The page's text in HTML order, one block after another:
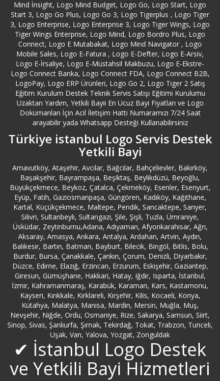
Mind İnsight, Logo Mind Budget, Logo Go, Logo Start, Logo
Start 3, Logo Go Plus, Logo Go 3, Logo Tigerplus , Logo Tiger
3, Logo Enterprise, Logo Enterprise 3, Logo Tiger Wings, Logo
Tiger Wings Enterprise, Logo Mind, Logo Bordro Plus, Logo
Connect, Logo E Mutabakat, Logo Mind Navigator , Logo
Mobile Sales, Logo E-Fatura , Logo E-Defter, Logo E-Arsiv,
Logo E-İrsaliye, Logo E-Müstahsil Makbuzu, Logo E-Ekstre-
Logo Connect Banka, Logo Connect FDA, Logo Connect B2B,
LogoPay, Logo ERP Ürünleri, Logo Go 2, Logo Tiger 2 Satış
Eğitim Kurulum Destek Teknik Servis Satışı Eğitimi Kurulumu
Uzaktan Yardım, Yetkili Bayii En Ucuz Bayi Fiyatları ve Logo
Dokümanları İçin Acil İletişim Hattı Numaramızı 7/24 Saat
arayabilir yada Whatsapp Desteği Kullanabilirsiniz
Türkiye istanbul Logo Servis Destek
Yetkili Bayi
Arnavutköy, Ataşehir, Avcılar, Bağcılar, Bahçelievler, Bakırköy,
Başakşehir, Bayrampaşa, Beşiktaş, Beylikdüzü, Beyoğlu,
Büyükçekmece, Beykoz, Çatalca, Çekmeköy, Esenler, Esenyurt,
Eyüp, Fatih, Gaziosmanpaşa, Güngören, Kadıköy, Kağıthane,
Kartal, Küçükçekmece, Maltepe, Pendik, Sancaktepe, Sarıyer,
Silivri, Sultanbeyli, Sultangazi, Şile, Şişli, Tuzla, Ümraniye,
Üsküdar, Zeytinburnu,Adana, Adıyaman, Afyonkarahisar, Ağrı,
Aksaray, Amasya, Ankara, Antalya, Ardahan, Artvin, Aydın,
Balıkesir, Bartın, Batman, Bayburt, Bilecik, Bingöl, Bitlis, Bolu,
Burdur, Bursa, Çanakkale, Çankırı, Çorum, Denizli, Diyarbakır,
Düzce, Edirne, Elazığ, Erzincan, Erzurum, Eskişehir, Gaziantep,
Giresun, Gümüşhane, Hakkari, Hatay, Iğdır, Isparta, İstanbul,
İzmir, Kahramanmaraş, Karabük, Karaman, Kars, Kastamonu,
Kayseri, Kırıkkale, Kırklareli, Kırşehir, Kilis, Kocaeli, Konya,
Kütahya, Malatya, Manisa, Mardin, Mersin, Muğla, Muş,
Nevşehir, Niğde, Ordu, Osmaniye, Rize, Sakarya, Samsun, Siirt,
Sinop, Sivas, Şanlıurfa, Şırnak, Tekirdağ, Tokat, Trabzon, Tunceli,
Uşak, Van, Yalova, Yozgat, Zonguldak
✔ İstanbul Logo Destek
ve Yetkili Bayi Hizmetleri